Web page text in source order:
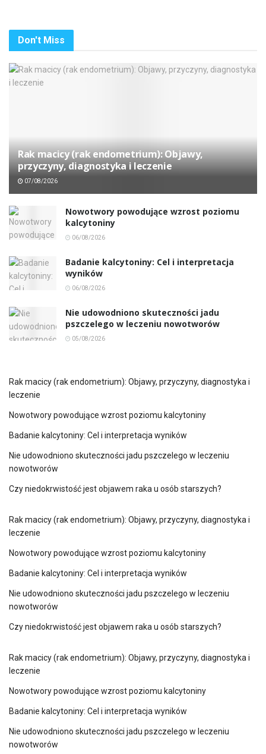
Don't Miss
Rak macicy (rak endometrium): Objawy,
przyczyny, diagnostyka i leczenie
07/08/2026
Nowotwory powodujące wzrost poziomu
kalcytoniny
06/08/2026
Badanie kalcytoniny: Cel i interpretacja
wyników
06/08/2026
Nie udowodniono skuteczności jadu
pszczelego w leczeniu nowotworów
05/08/2026
Rak macicy (rak endometrium): Objawy, przyczyny, diagnostyka i
leczenie
Nowotwory powodujące wzrost poziomu kalcytoniny
Badanie kalcytoniny: Cel i interpretacja wyników
Nie udowodniono skuteczności jadu pszczelego w leczeniu
nowotworów
Czy niedokrwistość jest objawem raka u osób starszych?
Rak macicy (rak endometrium): Objawy, przyczyny, diagnostyka i
leczenie
Nowotwory powodujące wzrost poziomu kalcytoniny
Badanie kalcytoniny: Cel i interpretacja wyników
Nie udowodniono skuteczności jadu pszczelego w leczeniu
nowotworów
Czy niedokrwistość jest objawem raka u osób starszych?
Rak macicy (rak endometrium): Objawy, przyczyny, diagnostyka i
leczenie
Nowotwory powodujące wzrost poziomu kalcytoniny
Badanie kalcytoniny: Cel i interpretacja wyników
Nie udowodniono skuteczności jadu pszczelego w leczeniu
nowotworów